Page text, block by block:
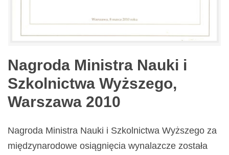
Nagroda Ministra Nauki i
Szkolnictwa Wyższego,
Warszawa 2010
Nagroda Ministra Nauki i Szkolnictwa Wyższego za
międzynarodowe osiągnięcia wynalazcze została